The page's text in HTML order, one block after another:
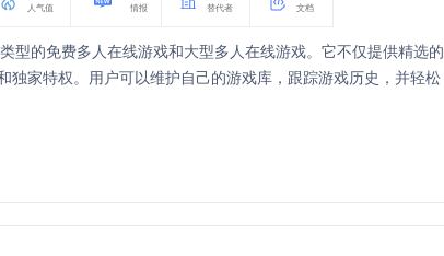
人气值 情报 替代者 文档
型的免费多人在线游戏和大型多人在线游戏。它不仅提供精选的
独家特权。用户可以维护自己的游戏库，跟踪游戏历史，并轻松